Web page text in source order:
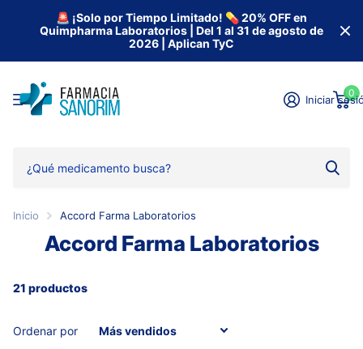
🚨 ¡Solo por Tiempo Limitado! 💊 20% OFF en
Quimpharma Laboratorios | Del 1 al 31 de agosto de
2026 | Aplican TyC
Iniciar
0
Inicio Accord Farma Laboratorios
Accord Farma Laboratorios
21 productos
Ordenar por